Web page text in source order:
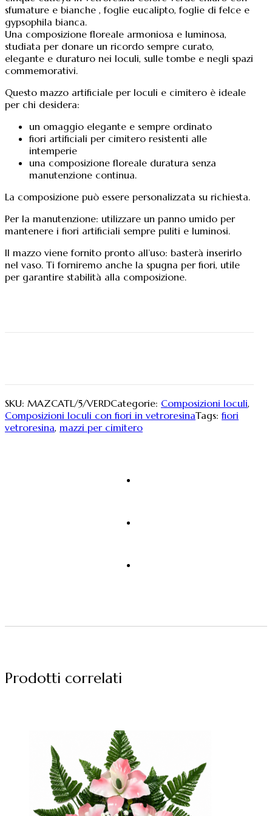
sfumature e bianche , foglie eucalipto, foglie di felce e
gypsophila bianca.
Una composizione floreale armoniosa e luminosa,
studiata per donare un ricordo sempre curato,
elegante e duraturo nei loculi, sulle tombe e negli spazi
commemorativi.
Questo mazzo artificiale per loculi e cimitero è ideale
per chi desidera:
un omaggio elegante e sempre ordinato
fiori artificiali per cimitero resistenti alle
intemperie
una composizione floreale duratura senza
manutenzione continua.
La composizione può essere personalizzata su richiesta.
Per la manutenzione: utilizzare un panno umido per
mantenere i fiori artificiali sempre puliti e luminosi.
Il mazzo viene fornito pronto all’uso: basterà inserirlo
nel vaso. Ti forniremo anche la spugna per fiori, utile
per garantire stabilità alla composizione.
SKU: MAZCATL/5/VERDCategorie: Composizioni loculi,
Composizioni loculi con fiori in vetroresinaTags:fiori
vetroresina, mazzi per cimitero
Prodotti correlati